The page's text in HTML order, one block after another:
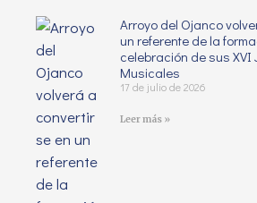
Arroyo del Ojanco
un referente de la
celebración de sus
Musicales
17 de julio de 2026
Leer más »